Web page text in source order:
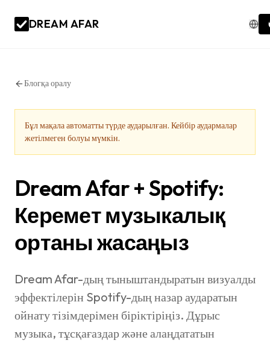
DREAM AFAR
Блогқа оралу
Бұл мақала автоматты түрде аударылған. Кейбір аудармалар
жетілмеген болуы мүмкін.
Dream Afar + Spotify:
Керемет музыкалық
ортаны жасаңыз
Dream Afar-дың тыныштандыратын визуалды
эффектілерін Spotify-дың назар аударатын
ойнату тізімдерімен біріктіріңіз. Дұрыс
музыка, тұсқағаздар және алаңдататын